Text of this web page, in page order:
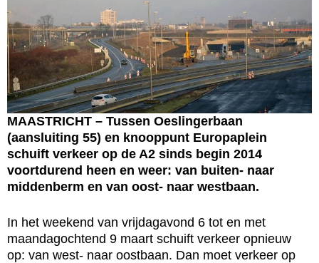
MAASTRICHT – Tussen Oeslingerbaan
(aansluiting 55) en knooppunt Europaplein
schuift verkeer op de A2 sinds begin 2014
voortdurend heen en weer: van buiten- naar
middenberm en van oost- naar westbaan.
In het weekend van vrijdagavond 6 tot en met
maandagochtend 9 maart schuift verkeer opnieuw
op: van west- naar oostbaan. Dan moet verkeer op